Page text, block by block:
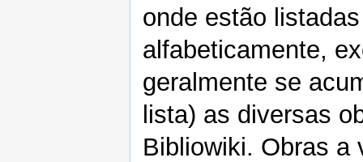
onde estão
alfabeticamente,
geralmente se
lista) as diversas
Bibliowiki. Obras a